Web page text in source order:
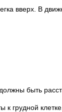
вверх. В
быть
грудной клетке.